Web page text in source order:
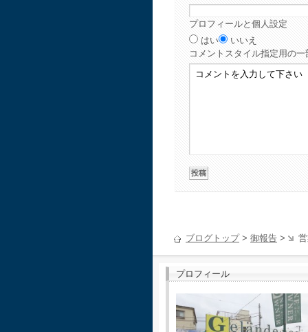
プロフィールと個人設定
はい
いいえ
コメント スタイル指定用の
ブログトップ> 御報告 >
プロフィール